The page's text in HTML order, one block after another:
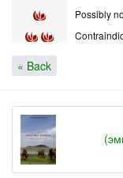
Possibly
« Back